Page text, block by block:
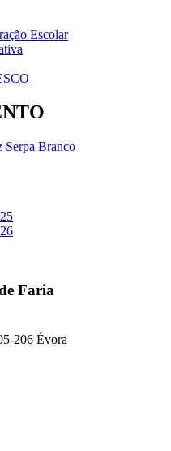
Escolar
Serpa Branco
Faria
206 Évora